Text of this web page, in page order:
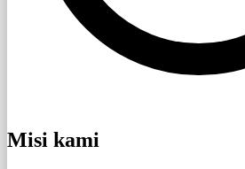
Misi kami